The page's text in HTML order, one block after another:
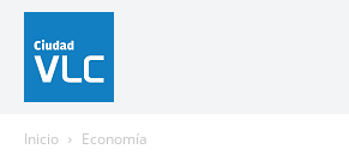
Inicio Economía